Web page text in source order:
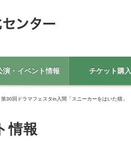
演・イベント情報 チケット購入
第30回ドラマフェスタin入間「スニーカーをはいた猫」
情報